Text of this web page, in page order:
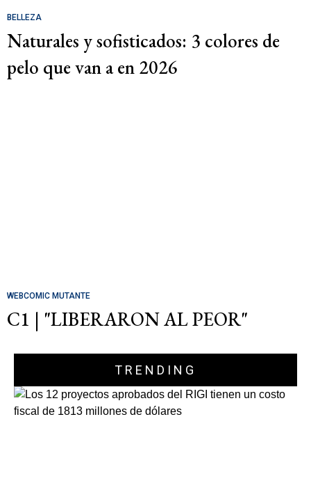
BELLEZA
Naturales y sofisticados: 3 colores de
pelo que van a en 2026
WEBCOMIC MUTANTE
C1 | "LIBERARON AL PEOR"
TRENDING